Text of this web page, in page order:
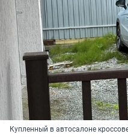
Купленный в автосалоне